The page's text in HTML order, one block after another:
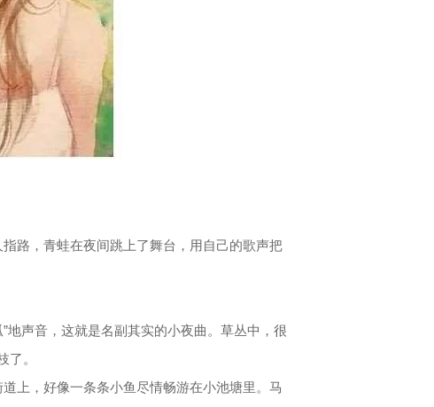
路，青蛙在夜间跳上了舞台，用自己的歌声把
地声音，这就是名副其实的小夜曲。草丛中，很
。
上，好像一条条小鱼尽情畅游在小池塘里。马